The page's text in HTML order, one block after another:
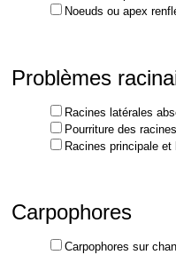
Noeuds ou apex
Problèmes
Racines latérales
Pourriture des racines
Racines principale
Carpophores
Carpophores sur